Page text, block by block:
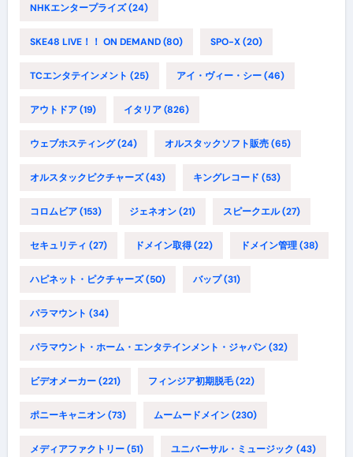
NHKエンタープライズ(24)
SKE48 LIVE！！ ON DEMAND(80) SPO-X(20)
TCエンタテインメント (25) アイ・ヴィー・シー(46)
アウトドア(19) イタリア(826)
ウェブホスティング(24) オルスタックソフト販売(65)
オルスタックピクチャーズ(43) キングレコード (53)
コロムビア(153) ジェネオン(21) スピークエル(27)
セキュリティ (27) ドメイン取得(22) ドメイン管理(38)
ハピネット・ピクチャーズ(50) バップ(31)
パラマウント (34)
パラマウント・ホーム・エンタテインメント・ジャパン(32)
ビデオメーカー(221) フィンジア初期脱毛(22)
ポニーキャニオン(73) ムームードメイン(230)
メディアファクトリー(51) ユニバーサル・ミュージック (43)